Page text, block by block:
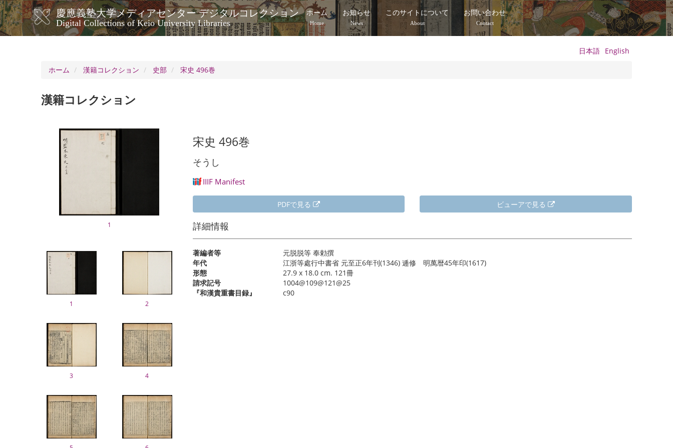
メ
イ
ン
コ
慶應義塾大学メディアセンター デジタルコレクション
Digital Collections of Keio University Libraries
メ
イ
ビ
ー
シ
ホーム
Home
お知らせ
News
このサイトについて
About
お問い合わせ
Contact
日本語 English
ホーム
漢籍コレクション 史部 宋史 496巻
漢籍コレクション
1
1 2
3 4
宋史 496巻
そうし
IIIF Manifest
PDFで見る ビューアで見る
詳細情報
著編者等
元脱脱等 奉勅撰
年代
江浙等處行中書省 元至正6年刊(1346) 逓修 明萬暦45年印(1617)
形態
27.9 x 18.0 cm. 121冊
請求記号
1004@109@121@25
『和漢貴重書目録』
c90